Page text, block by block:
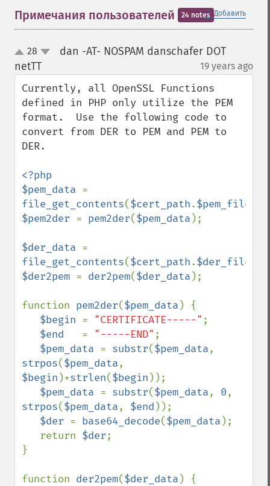
＋Добавить
Примечания пользователей 24 notes
up28
dan -AT- NOSPAM danschafer DOT
netTT
19 years ago
Currently, all OpenSSL Functions
defined in PHP only utilize the PEM
format.  Use the following code to
convert from DER to PEM and PEM to
DER.
<?php
$pem_data
file_get_contents($cert_path.$pem_file
$pem2der = pem2der($pem_data );
$der_data
file_get_contents($cert_path.$der_file
$der2pem = der2pem($der_data );
function pem2der($pem_data ) {
$begin = "CERTIFICATE-----" ;
$end = "-----END" ;
$pem_data = substr($pem_data
strpos($pem_data
$begin )+strlen($begin ));
$pem_data = substr($pem_data, 0
strpos($pem_data, $end ));
$der = base64_decode($pem_data );
   return
$der;
}
function der2pem($der_data ) {